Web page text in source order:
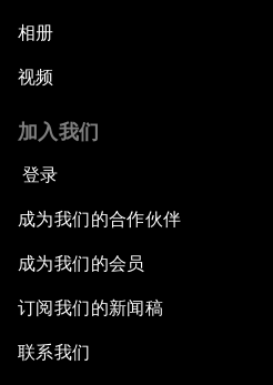
相册
视频
加入我们
登录
成为我们的合作伙伴
成为我们的会员
订阅我们的新闻稿
联系我们